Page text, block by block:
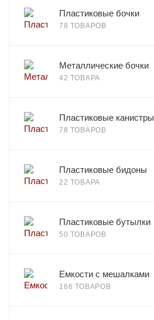
Пластиковые бочки
78 ТОВАРОВ
Металлические бочки
42 ТОВАРА
Пластиковые канистры
78 ТОВАРОВ
Пластиковые бидоны
22 ТОВАРА
Пластиковые бутылки
50 ТОВАРОВ
Емкости с мешалками
166 ТОВАРОВ